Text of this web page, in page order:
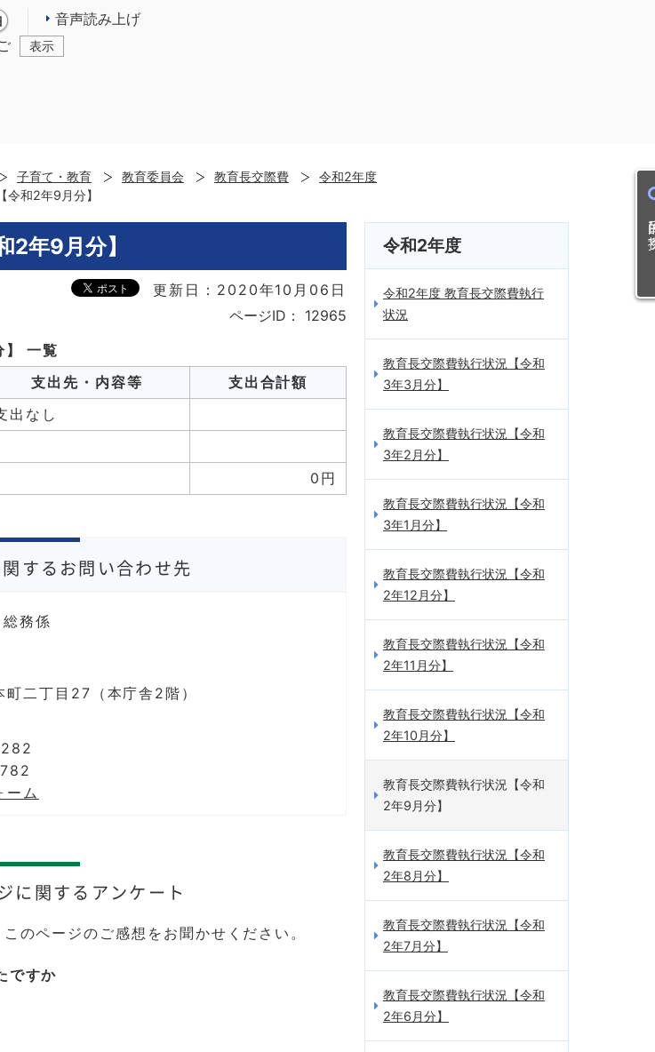
音声読み上げ
表示
目
子育て・教育 教育委員会 教育長交際費
令和2年度
令和2年9月分】
2年9月分】
更新日：2020年10月06日
ページID：
12965
】 一覧
支出先・内容等
支出合計額
出なし
0円
するお問い合わせ先
務係
二丁目27（本庁舎2階）
ーム
に関するアンケート
のページのご感想をお聞かせください。
ですか
令和2年度
令和2年度 教育長交際費執行
状況
教育長交際費執行状況【令和
3年3月分】
教育長交際費執行状況【令和
3年2月分】
教育長交際費執行状況【令和
3年1月分】
教育長交際費執行状況【令和
2年12月分】
教育長交際費執行状況【令和
2年11月分】
教育長交際費執行状況【令和
2年10月分】
教育長交際費執行状況【令和
2年9月分】
教育長交際費執行状況【令和
2年8月分】
教育長交際費執行状況【令和
2年7月分】
教育長交際費執行状況【令和
2年6月分】